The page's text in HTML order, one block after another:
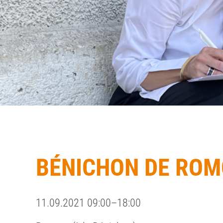
BÉNICHON DE
11.09.2021 09:00–18:00